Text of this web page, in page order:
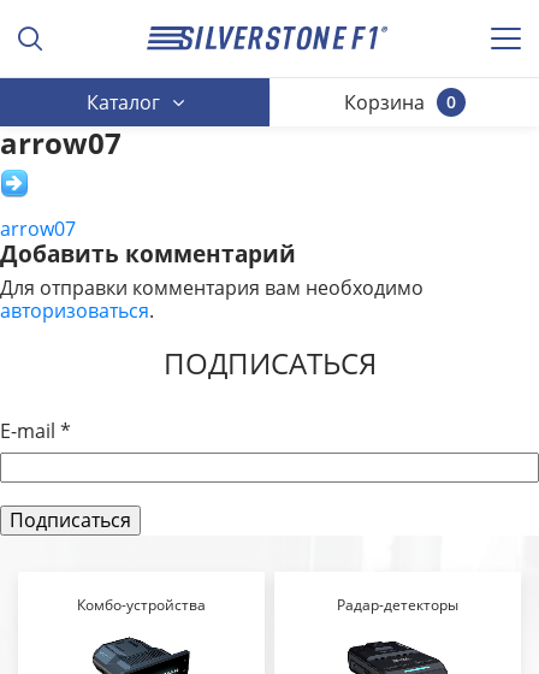
Каталог 0
Корзина
arrow07
НАВИГАЦИЯ
ПО
ЗАПИСЯМ
arrow07
Добавить комментарий
Для отправки комментария вам необходимо
авторизоваться.
ПОДПИСАТЬСЯ
E-mail *
Комбо-устройства Радар-детекторы